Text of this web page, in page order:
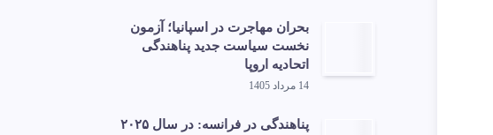
بحران مهاجرت در اسپانیا؛ آزمون
نخست سیاست جدید پناهندگی
اتحادیه اروپا
14 مرداد 1405
پناهندگی در فرانسه: در سال ۲۰۲۵